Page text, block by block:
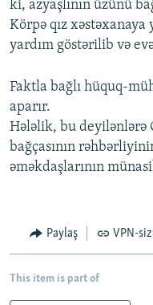
ki, azyaşlının üzünü
Körpə qız
yardım göstərilib və
Faktla bağlı hüquq-
aparır.
Hələlik, bu deyilənlərə
bağçasının
əməkdaşlarının
Paylaş VPN-
This item is part of